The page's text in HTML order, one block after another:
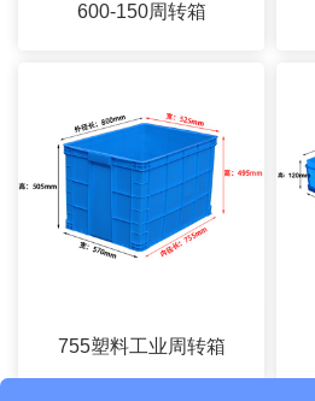
600-150周转箱
755塑料工业周转箱